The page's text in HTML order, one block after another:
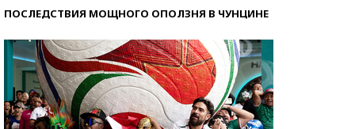
ПОСЛЕДСТВИЯ МОЩНОГО ОПОЛЗНЯ В ЧУНЦИНЕ